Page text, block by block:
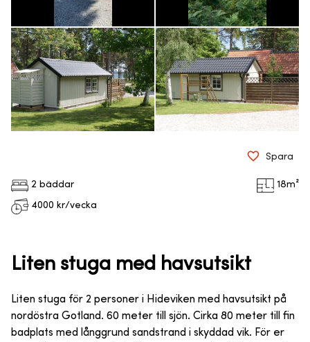
2 bäddar 18m²
4000 kr/vecka
Spara
Liten stuga med havsutsikt
Liten stuga för 2 personer i Hideviken med havsutsikt på
nordöstra Gotland. 60 meter till sjön. Cirka 80 meter till fin
badplats med långgrund sandstrand i skyddad vik. För er